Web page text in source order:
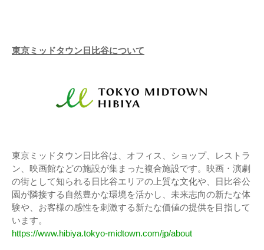
東京ミッドタウン日比谷について
東京ミッドタウン日比谷は、オフィス、ショップ、レストラ
ン、映画館などの施設が集まった複合施設です。映画・演劇
の街として知られる日比谷エリアの上質な文化や、日比谷公
園が隣接する自然豊かな環境を活かし、未来志向の新たな体
験や、お客様の感性を刺激する新たな価値の提供を目指して
います。
https://www.hibiya.tokyo-midtown.com/jp/about